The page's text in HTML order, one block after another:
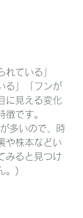
れている」
る」「フンが
に見える変化
徴です。
多いので、時
や株本などい
みると見つけ
。)